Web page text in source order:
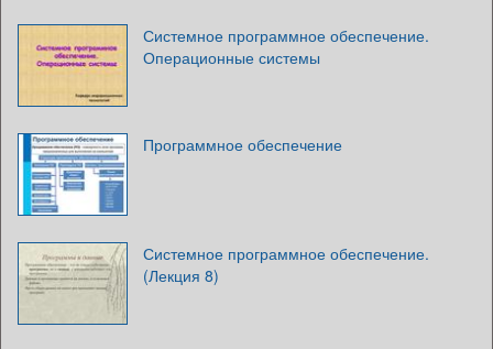
Системное программное обеспечение.
Операционные системы
Программное обеспечение
Системное программное обеспечение.
(Лекция 8)